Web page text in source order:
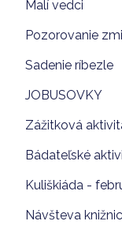
Malí vedci
Pozorovanie
Sadenie ríbezle
JOBUSOVKY
Zážitková
Bádateľské
Kuliškiáda -
Návšteva